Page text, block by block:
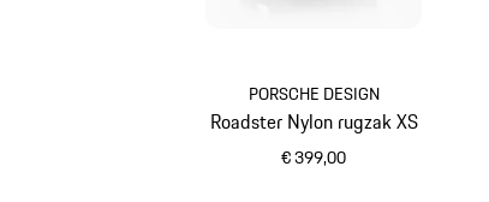
PORSCHE DESIGN
Roadster Nylon rugzak XS
€ 399,00